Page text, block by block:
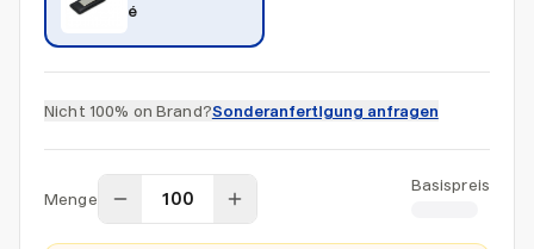
é
Nicht 100% on Brand?Sonderanfertigung anfragen
Menge
Basispreis